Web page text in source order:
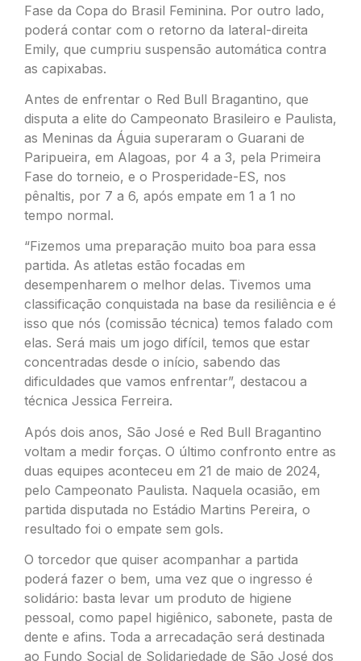
Fase da Copa do Brasil Feminina. Por outro lado,
poderá contar com o retorno da lateral-direita
Emily, que cumpriu suspensão automática contra
as capixabas.
Antes de enfrentar o Red Bull Bragantino, que
disputa a elite do Campeonato Brasileiro e Paulista,
as Meninas da Águia superaram o Guarani de
Paripueira, em Alagoas, por 4 a 3, pela Primeira
Fase do torneio, e o Prosperidade-ES, nos
pênaltis, por 7 a 6, após empate em 1 a 1 no
tempo normal.
“Fizemos uma preparação muito boa para essa
partida. As atletas estão focadas em
desempenharem o melhor delas. Tivemos uma
classificação conquistada na base da resiliência e é
isso que nós (comissão técnica) temos falado com
elas. Será mais um jogo difícil, temos que estar
concentradas desde o início, sabendo das
dificuldades que vamos enfrentar”, destacou a
técnica Jessica Ferreira.
Após dois anos, São José e Red Bull Bragantino
voltam a medir forças. O último confronto entre as
duas equipes aconteceu em 21 de maio de 2024,
pelo Campeonato Paulista. Naquela ocasião, em
partida disputada no Estádio Martins Pereira, o
resultado foi o empate sem gols.
O torcedor que quiser acompanhar a partida
poderá fazer o bem, uma vez que o ingresso é
solidário: basta levar um produto de higiene
pessoal, como papel higiênico, sabonete, pasta de
dente e afins. Toda a arrecadação será destinada
ao Fundo Social de Solidariedade de São José dos